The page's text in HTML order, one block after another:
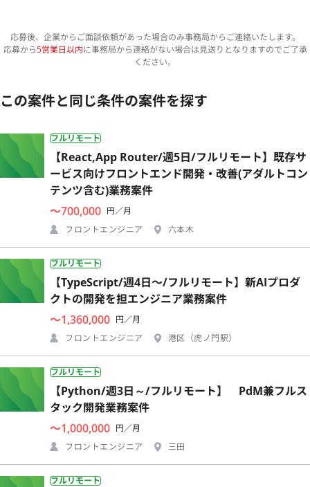
応募後、企業からご面談依頼があった場合のみ事務局からご連絡いたします。
応募から5営業日以内に事務局から連絡がない場合は見送りとなりますのでご了承
ください。
この案件と同じ条件の案件を探す
フルリモート
【React,App Router/週5日/フルリモート】既存サ
ービス向けフロントエンド開発・改善(アダルトコン
テンツ含む)業務案件
〜700,000 円／月
フロントエンジニア
六本木
フルリモート
【TypeScript/週4日〜/フルリモート】新AIプロダ
クトの開発を担エンジニア業務案件
〜1,360,000 円／月
フロントエンジニア
港区（虎ノ門駅）
フルリモート
【Python/週3日～/フルリモート】 PdM兼フルス
タック開発業務案件
〜1,000,000 円／月
フロントエンジニア
三田
フルリモート